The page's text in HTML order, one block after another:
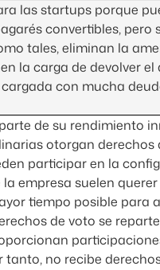
las startups porque
convertibles,
tales, eliminan la
la carga de devolver
con mucha
de su rendimiento
otorgan derechos
participar en la
empresa suelen
tiempo posible para
de voto se
tanto, no recibe